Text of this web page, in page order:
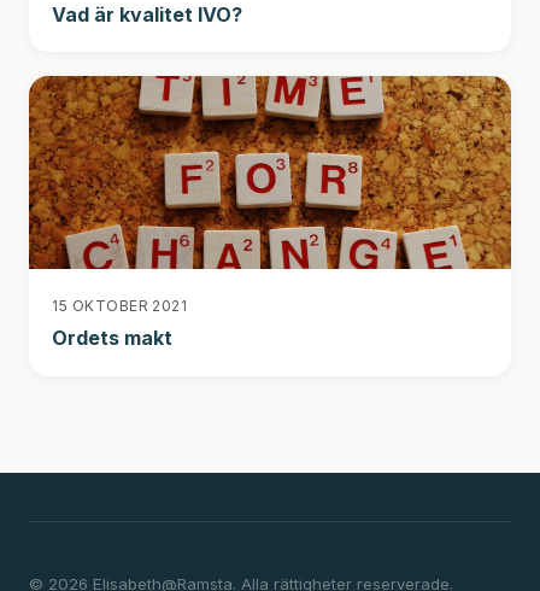
Vad är kvalitet IVO?
15 OKTOBER 2021
Ordets makt
© 2026 Elisabeth@Ramsta. Alla rättigheter reserverade.